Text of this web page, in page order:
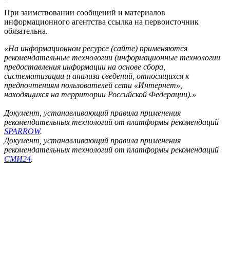
При заимствовании сообщений и материалов
информационного агентства ссылка на первоисточник
обязательна.
«На информационном ресурсе (сайте) применяются
рекомендательные технологии (информационные технологии
предоставления информации на основе сбора,
систематизации и анализа сведений, относящихся к
предпочтениям пользователей сети «Интернет»,
находящихся на территории Российской Федерации).»
Документ, устанавливающий правила применения
рекомендательных технологий от платформы рекомендаций
SPARROW.
Документ, устанавливающий правила применения
рекомендательных технологий от платформы рекомендаций
СМИ24.